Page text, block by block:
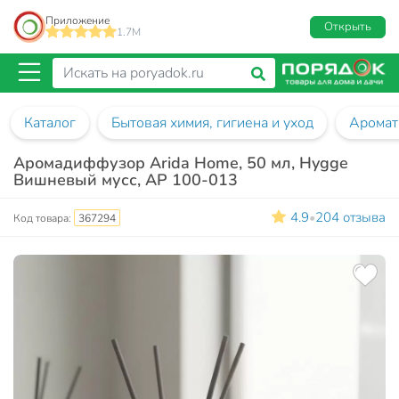
Приложение
1.7M
Открыть
Каталог Бытовая химия, гигиена и уход
Аромадиффузор Arida Home, 50 мл, Hygge
Вишневый мусс, АР 100-013
Код товара: 367294 4.9•204 отзыва